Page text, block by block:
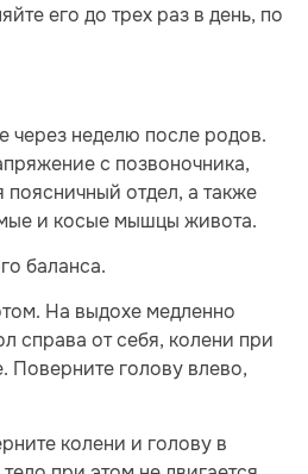
его до трех раз в день, по
через неделю после родов.
с позвоночника,
отдел, а также
и косые мышцы живота.
баланса.
На выдохе медленно
справа от себя, колени при
Поверните голову влево,
колени и голову в